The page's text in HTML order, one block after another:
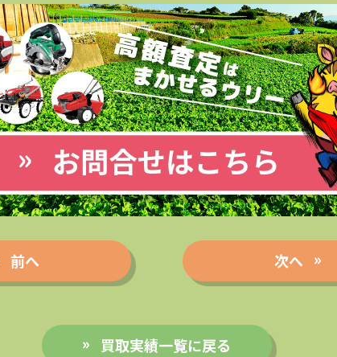
前へ 次へ
買取実績一覧に戻る